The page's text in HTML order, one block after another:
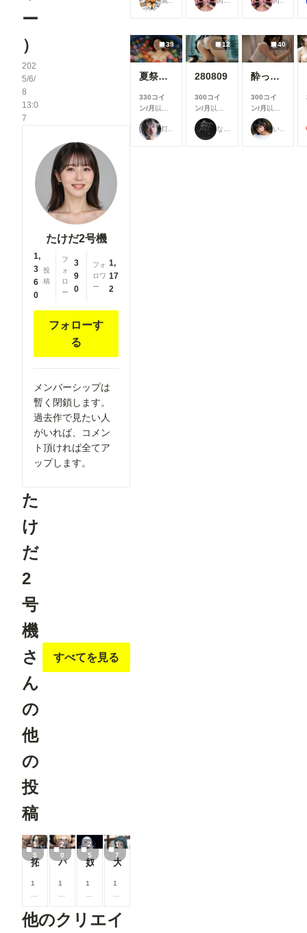
ー
）
202
5/6/
8
13:0
7
たけだ2号機
1,
3
6
0
投
稿
フ
ォ
ロ
ー
3
9
0
フォ
ロワ
ー
1,
17
2
フォローす
る
メンバーシップは
暫く閉鎖します。
過去作で見たい人
がいれば、コメン
ト頂ければ全てア
ップします。
た
け
だ
2
号
機
さ
ん
の
他
の
投
稿
すべてを見る
1
5
拓海さんのタマキンタプタプフェラ
1
コ
イ
2
0
パンツ食わされプレイ、福田のり子
1
コ
イ
2
5
奴隷プレイ、白石紬
1
コ
イ
1
7
大沼くるみの母乳カフェラテチャレンジ
1
コ
イ
他のクリエイ
見ることが
できます
見ることが
できます
見ることが
できます
39
夏祭り②ヨーヨー釣り
330コイ
ン/月 以上
支援すると
見ることが
できます
12
280809
300コイ
ン/月 以上
支援すると
見ることが
できます
40
酔った美女とトイレで2
300コイ
ン/月 以上
支援すると
見ることが
できます
いけ